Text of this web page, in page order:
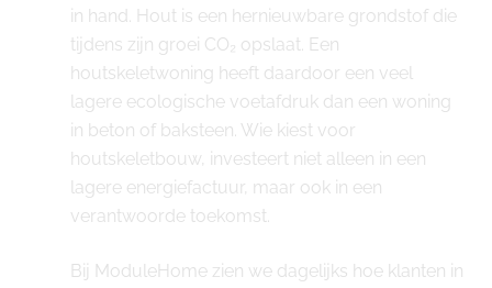
in hand. Hout is een hernieuwbare grondstof die
tijdens zijn groei CO₂ opslaat. Een
houtskeletwoning heeft daardoor een veel
lagere ecologische voetafdruk dan een woning
in beton of baksteen. Wie kiest voor
houtskeletbouw, investeert niet alleen in een
lagere energiefactuur, maar ook in een
verantwoorde toekomst.
Bij ModuleHome zien we dagelijks hoe klanten in